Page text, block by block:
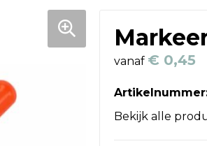
vanaf € 0,45
Bekijk alle